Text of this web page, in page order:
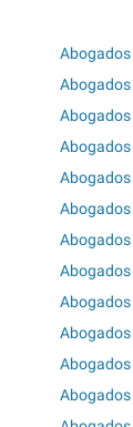
Abogados
Abogados
Abogados
Abogados
Abogados
Abogados
Abogados